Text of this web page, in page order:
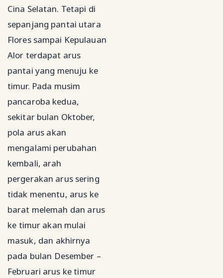
Cina Selatan. Tetapi di
sepanjang pantai utara
Flores sampai Kepulauan
Alor terdapat arus
pantai yang menuju ke
timur. Pada musim
pancaroba kedua,
sekitar bulan Oktober,
pola arus akan
mengalami perubahan
kembali, arah
pergerakan arus sering
tidak menentu, arus ke
barat melemah dan arus
ke timur akan mulai
masuk, dan akhirnya
pada bulan Desember –
Februari arus ke timur